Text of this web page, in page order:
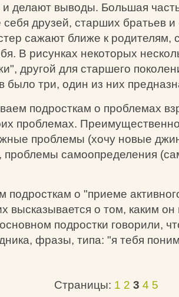
делают выводы. Большая
себя друзей, старших братьев
сажают ближе к родителям,
В рисунках некоторых
другой для старшего
было три, один из них
подросткам о проблемах
проблемах.
проблемы (хочу новые
проблемы самоопределения
подросткам о "приеме
высказывается о том, каким он
подростки говорили,
фразы, типа: "я тебя
Страницы: 1 2 3 4 5